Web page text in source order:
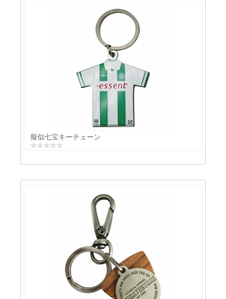
型打ち銅製キーリング
擬似七宝キーチェーン
擬似七宝キーチェーン